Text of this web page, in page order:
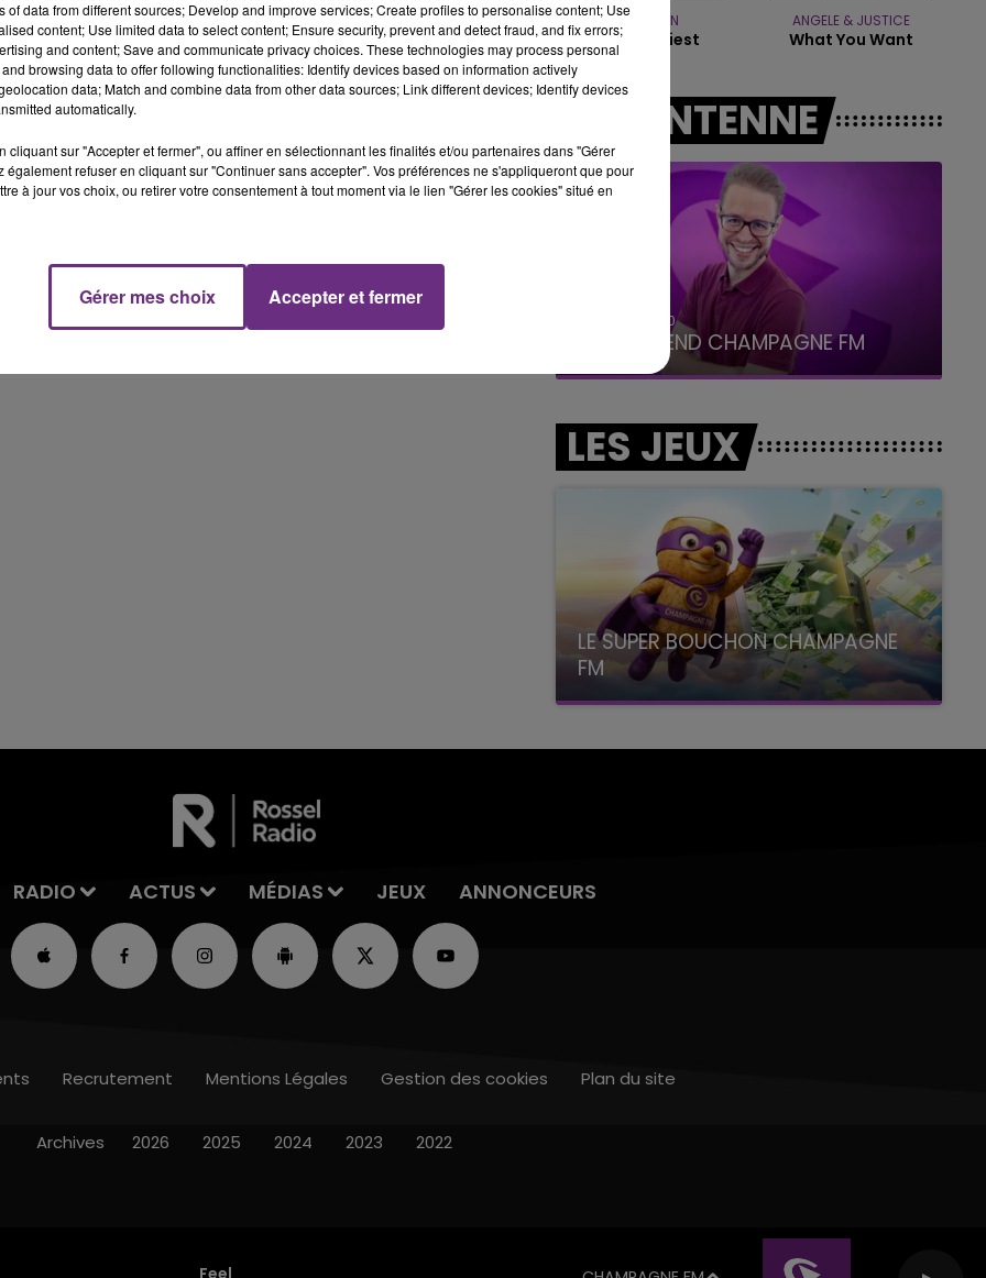
LE MAGASIN JOUÉCLUB DE REIMS FERME
SES PORTES
C'était l'une des institutions du centre-ville
rémois. Le magasin JouéClub est contraint de
fermer ses portes.
MANESKIN
The Loneliest
ANGELE & JUSTICE
What You Want
A L'ANTENNE
16h00 - 20h00
LE WEEK-END CHAMPAGNE FM
LES JEUX
LE SUPER BOUCHON CHAMPAGNE
FM
avec La Famille Champagne FM, à 8H10
RADIO ACTUS MÉDIAS JEUX ANNONCEURS
Feel
Recrutement Mentions Légales Gestion des cookies Plan du site
Archives 2026 2025 2024 2023 2022
of data from different sources; Develop and improve services; Create profiles to personalise content; Use
content; Use limited data to select content; Ensure security, prevent and detect fraud, and fix errors;
and content; Save and communicate privacy choices. These technologies may process personal
browsing data to offer following functionalities: Identify devices based on information actively
data; Match and combine data from other data sources; Link different devices; Identify devices
automatically.
cliquant sur "Accepter et fermer", ou affiner en sélectionnant les finalités et/ou partenaires dans "Gérer
également refuser en cliquant sur "Continuer sans accepter". Vos préférences ne s'appliqueront que pour
à jour vos choix, ou retirer votre consentement à tout moment via le lien "Gérer les cookies" situé en
Gérer mes choix Accepter et fermer